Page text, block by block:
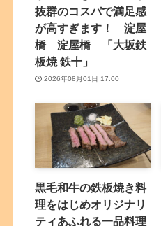
抜群のコスパで満足感
が高すぎます！ 淀屋
橋 淀屋橋 「大坂鉄
板焼 鉄十」
2026年08月01日 17:00
黒毛和牛の鉄板焼き料
理をはじめオリジナリ
ティあふれる一品料理